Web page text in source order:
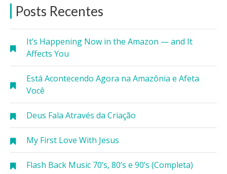
Posts Recentes
It’s Happening Now in the Amazon — and It
Affects You
Está Acontecendo Agora na Amazônia e Afeta
Você
Deus Fala Através da Criação
My First Love With Jesus
Flash Back Music 70’s, 80’s e 90’s (Completa)